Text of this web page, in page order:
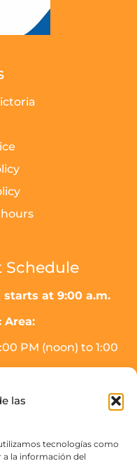
las
tecnologías como
a la información del
Schedule
at 9:00 a.m.
Area:
PM (noon) to 1:00
before holidays:
to 2:00 AM.
an hour before
Mercado):